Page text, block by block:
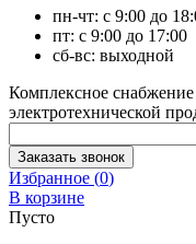
пн-чт: с 9:00 до
пт: с 9:00 до 17:00
сб-вс: выходной
Комплексное снабжение
электротехнической
Избранное (0)
В корзине
Пусто